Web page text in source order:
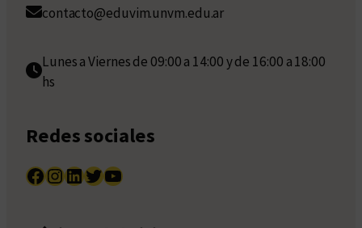
contacto@eduvim.unvm.edu.ar
Lunes a Viernes de 09:00 a 14:00 y de 16:00 a 18:00
hs
Redes sociales
Facebook InstagramLinkedIn Twitter YouTube